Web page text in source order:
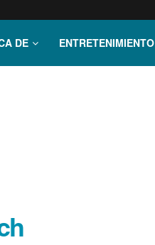
DE ENTRETENIMIENTO